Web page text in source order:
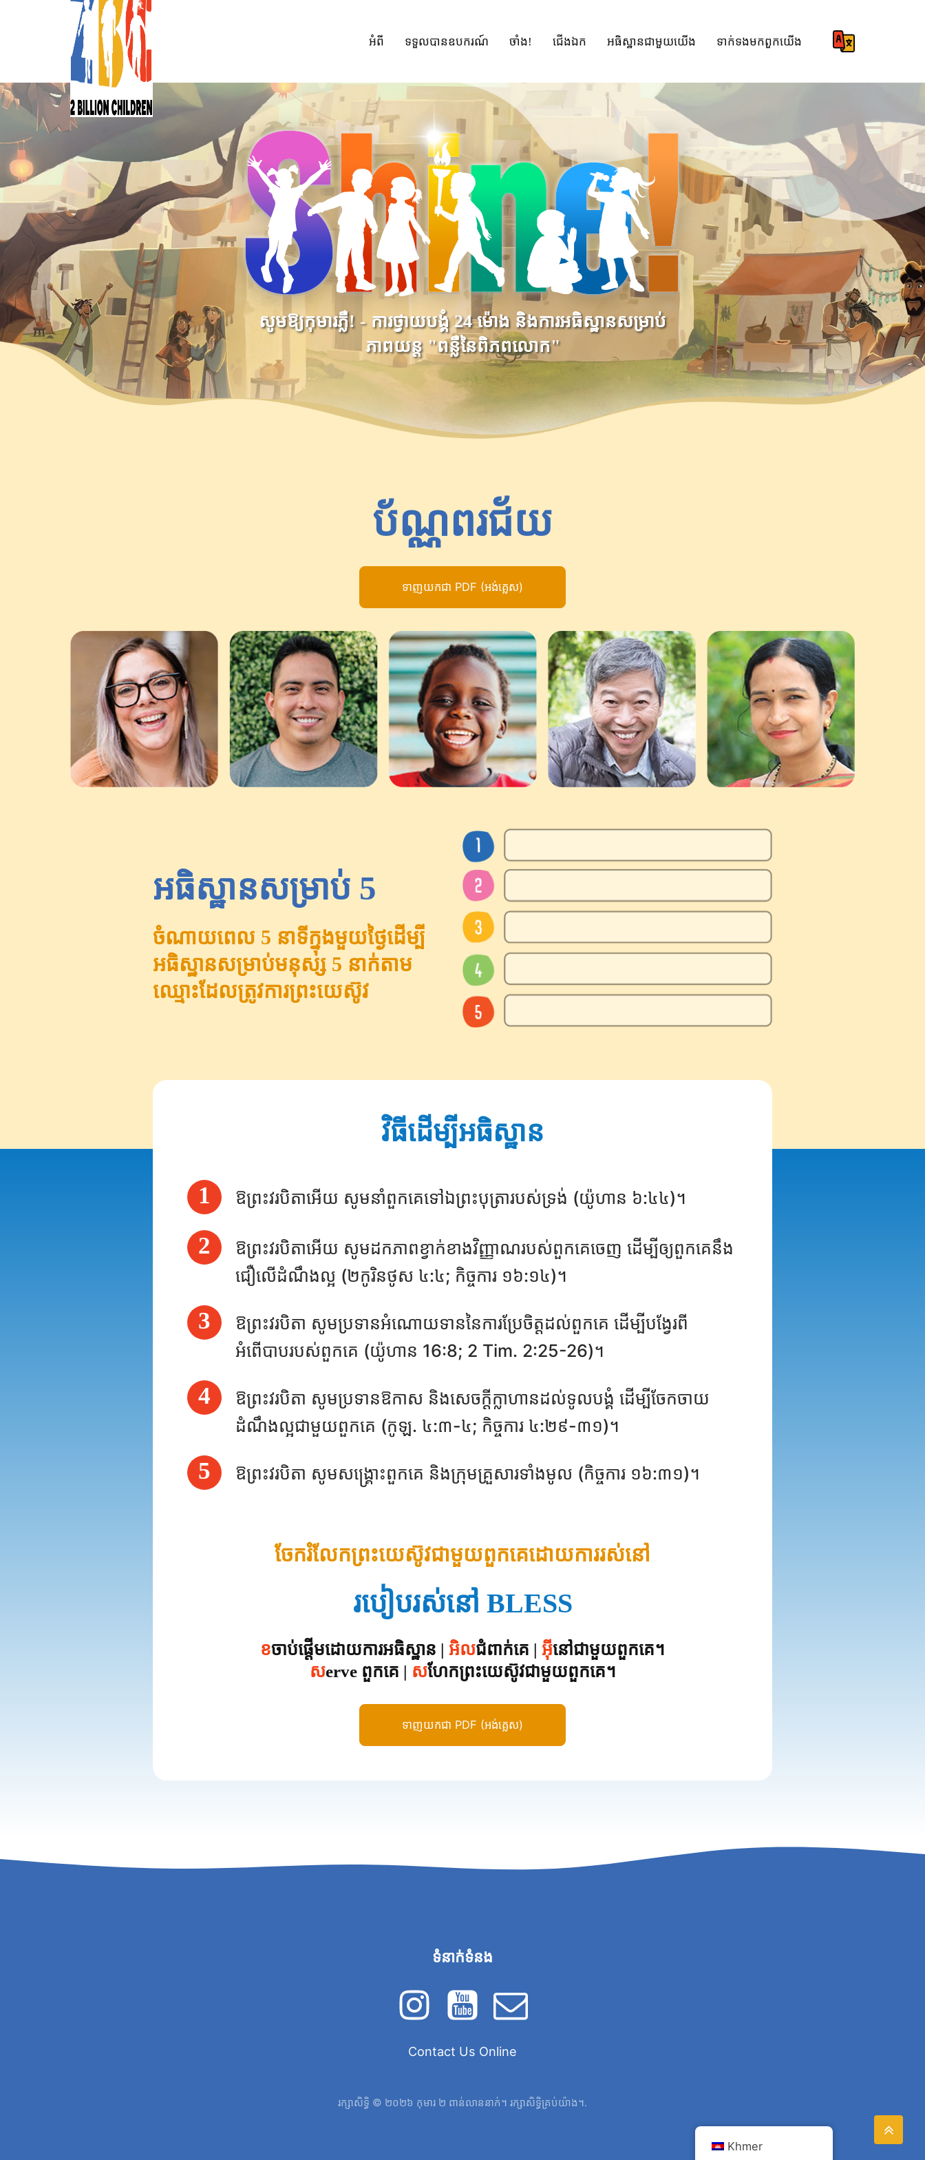
អំពី ទទួលបានឧបករណ៍ ចាំង! ជើងឯក អធិស្ឋានជាមួយយើង ទាក់ទង​មក​ពួក​យើង
សូមឱ្យកុមារភ្លឺ! - ការថ្វាយបង្គំ 24 ម៉ោង និងការអធិស្ឋានសម្រាប់
ភាពយន្ត "ពន្លឺនៃពិភពលោក"
ប័ណ្ណពរជ័យ
ទាញយកជា PDF (អង់គ្លេស)
អធិស្ឋានសម្រាប់ 5
ចំណាយពេល 5 នាទីក្នុងមួយថ្ងៃដើម្បី
អធិស្ឋានសម្រាប់មនុស្ស 5 នាក់តាម
ឈ្មោះដែលត្រូវការព្រះយេស៊ូវ
វិធីដើម្បីអធិស្ឋាន
1 ឱព្រះវរបិតាអើយ សូមនាំពួកគេទៅឯព្រះបុត្រារបស់ទ្រង់ (យ៉ូហាន ៦:៤៤)។
2
ឱ​ព្រះវរបិតា​អើយ សូម​ដក​ភាព​ខ្វាក់​ខាង​វិញ្ញាណ​របស់​ពួកគេ​ចេញ ដើម្បី​ឲ្យ​ពួកគេ​នឹង​
ជឿ​លើ​ដំណឹងល្អ (២កូរិនថូស ៤:៤; កិច្ចការ ១៦:១៤)។
3
ឱព្រះវរបិតា សូមប្រទានអំណោយទាននៃការប្រែចិត្តដល់ពួកគេ ដើម្បីបង្វែរពី
អំពើបាបរបស់ពួកគេ (យ៉ូហាន 16:8; 2 Tim. 2:25-26)។
4
ឱព្រះវរបិតា សូមប្រទានឱកាស និងសេចក្តីក្លាហានដល់ទូលបង្គំ ដើម្បីចែកចាយ
ដំណឹងល្អជាមួយពួកគេ (កូឡ. ៤:៣-៤; កិច្ចការ ៤:២៩-៣១)។
5 ឱ​ព្រះវរបិតា សូម​សង្គ្រោះ​ពួកគេ និង​ក្រុម​គ្រួសារ​ទាំង​មូល (កិច្ចការ ១៦:៣១)។
ចែករំលែកព្រះយេស៊ូវជាមួយពួកគេដោយការរស់នៅ
របៀបរស់នៅ BLESS
ខចាប់ផ្តើមដោយការអធិស្ឋាន | អិលជំពាក់គេ | អ៊ីនៅជាមួយពួកគេ។
សerve ពួកគេ | សហែកព្រះយេស៊ូវជាមួយពួកគេ។
ទាញយកជា PDF (អង់គ្លេស)
ទំនាក់ទំនង
Contact Us Online
រក្សាសិទ្ធិ © ២០២៦ កុមារ ២ ពាន់លាននាក់។ រក្សាសិទ្ធិគ្រប់យ៉ាង។.
Khmer